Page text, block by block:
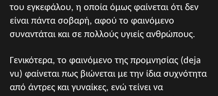
του εγκεφάλου, η οποία όμως φαίνεται ότι δεν
είναι πάντα σοβαρή, αφού το φαινόμενο
συναντάται και σε πολλούς υγιείς ανθρώπους.
Γενικότερα, το φαινόμενο της προμνησίας (deja
vu) φαίνεται πως βιώνεται με την ίδια συχνότητα
από άντρες και γυναίκες, ενώ τείνει να